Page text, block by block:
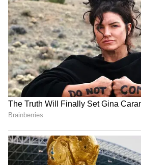
Daily Numerology
వ్యక్తులు)
రోజులో కొంత సమయం మీ